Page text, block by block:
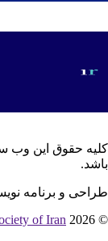
حقوق این وب
و برنامه
©
of Iran